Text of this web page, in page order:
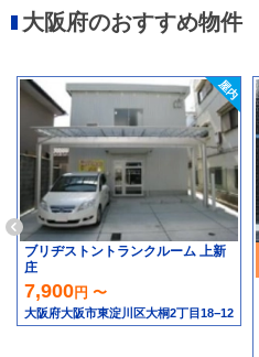
大阪府のおすすめ物件
ブリヂストントランクルーム 上新
庄
7,900円 〜
大阪府大阪市東淀川区大桐2丁目18−12